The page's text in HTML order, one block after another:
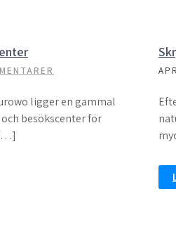
ligger en gammal
besökscenter för